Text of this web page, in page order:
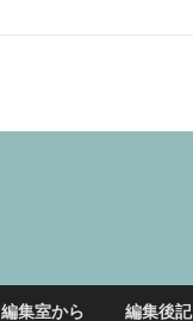
編集室から 編集後記